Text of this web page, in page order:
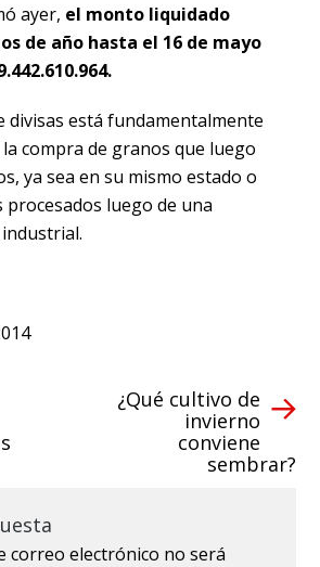
ayer, el monto liquidado
de año hasta el 16 de mayo
divisas está fundamentalmente
compra de granos que luego
ya sea en su mismo estado o
luego de una
¿Qué cultivo de
invierno
conviene
sembrar?
correo electrónico no será